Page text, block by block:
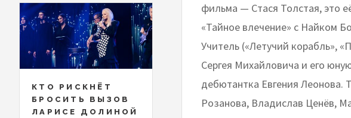
фильма — Стася Толстая, это
«Тайное влечение» с Найком
Учитель («Летучий корабль»,
Сергея Михайловича и его
дебютантка Евгения
Розанова, Владислав Ценёв,
КТО РИСКНЁТ
БРОСИТЬ ВЫЗОВ
ЛАРИСЕ ДОЛИНОЙ